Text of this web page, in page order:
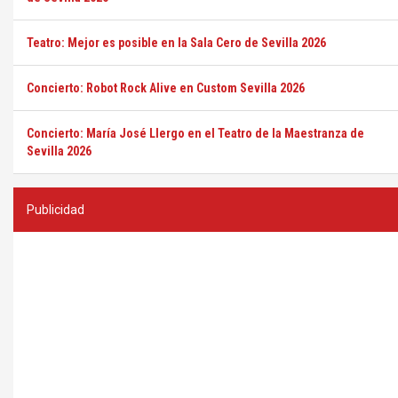
Teatro: Mejor es posible en la Sala Cero de Sevilla 2026
Concierto: Robot Rock Alive en Custom Sevilla 2026
Concierto: María José Llergo en el Teatro de la Maestranza de
Sevilla 2026
Publicidad